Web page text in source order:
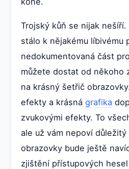
Trojský kůň se nijak
stálo k nějakému líbivému
nedokumentovaná část
můžete dostat od někoho
na krásný šetřič
efekty a krásná grafika
zvukovými efekty. To
ale už vám nepoví
obrazovky bude ještě
zjištění přístupových